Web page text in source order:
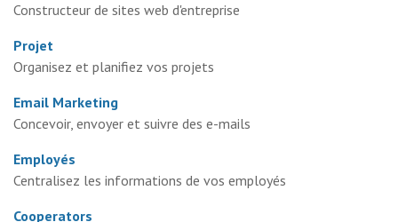
Constructeur de sites web d'entreprise
Projet
Organisez et planifiez vos projets
Email Marketing
Concevoir, envoyer et suivre des e-mails
Employés
Centralisez les informations de vos employés
Cooperators